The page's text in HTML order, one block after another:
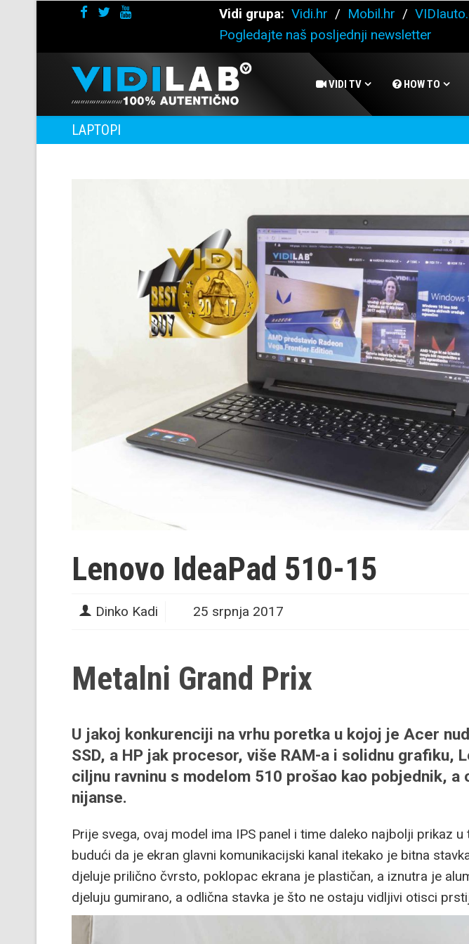
Vidi grupa: Vidi.hr / Mobil.hr /
Pogledajte naš posljednji newsletter
VIDI TV HOW TO
LAPTOPI
Lenovo IdeaPad 510-15
Dinko Kadi 25 srpnja 2017
Metalni Grand Prix
U jakoj konkurenciji na vrhu poretka u kojoj je Acer
SSD, a HP jak procesor, više RAM-a i solidnu grafiku,
ciljnu ravninu s modelom 510 prošao kao pobjednik, a
nijanse.
Prije svega, ovaj model ima IPS panel i time daleko najbolji prikaz
budući da je ekran glavni komunikacijski kanal itekako je bitna
djeluje prilično čvrsto, poklopac ekrana je plastičan, a iznutra je
djeluju gumirano, a odlična stavka je što ne ostaju vidljivi otisci